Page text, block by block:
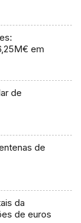
em
de
de
da
de euros